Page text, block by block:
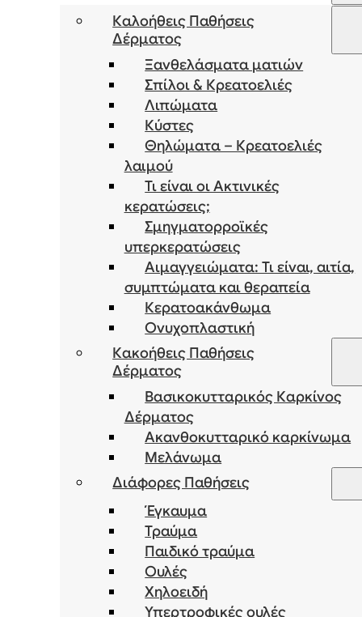
Καλοήθεις Παθήσεις
Δέρματος
Ξανθελάσματα ματιών
Σπίλοι & Κρεατοελιές
Λιπώματα
Κύστες
Θηλώματα – Κρεατοελιές
λαιμού
Τι είναι οι Ακτινικές
κερατώσεις;
Σμηγματορροϊκές
υπερκερατώσεις
Αιμαγγειώματα: Τι είναι, αιτία,
συμπτώματα και θεραπεία
Κερατοακάνθωμα
Ονυχοπλαστική
Κακοήθεις Παθήσεις
Δέρματος
Βασικοκυτταρικός Καρκίνος
Δέρματος
Ακανθοκυτταρικό καρκίνωμα
Μελάνωμα
Διάφορες Παθήσεις
Έγκαυμα
Τραύμα
Παιδικό τραύμα
Ουλές
Χηλοειδή
Υπερτροφικές ουλές